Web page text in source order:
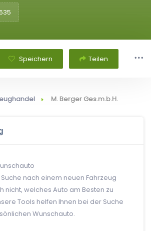
Speichern Teilen
M. Berger Ges.m.b.H.
nach einem neuen Fahrzeug
nicht, welches Auto am Besten zu
Tools helfen Ihnen bei der Suche
Wunschauto.